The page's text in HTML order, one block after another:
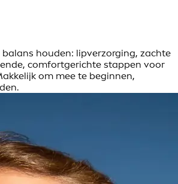
balans houden: lipverzorging, zachte
comfortgerichte stappen voor
om mee te beginnen,